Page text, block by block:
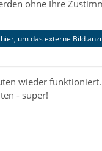
ohne Ihre
hier, um das externe Bild
wieder funktioniert.
- super!